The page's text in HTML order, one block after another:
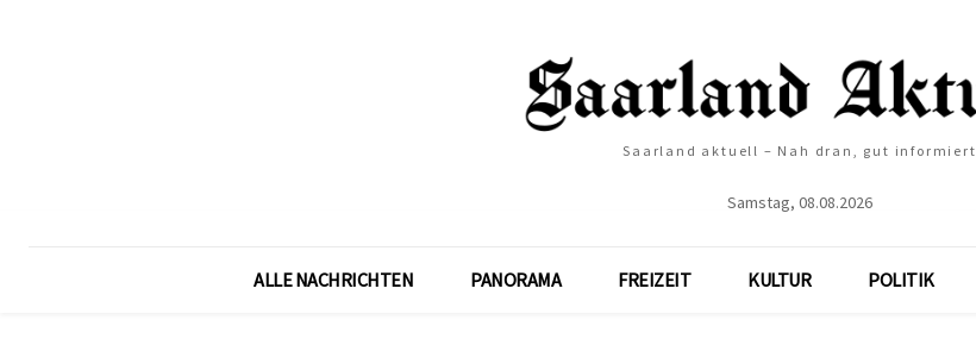
Saarland aktuell – Nah dran, gut informiert
Samstag, 08.08.2026
ALLE NACHRICHTEN PANORAMA FREIZEIT KULTUR POLITIK